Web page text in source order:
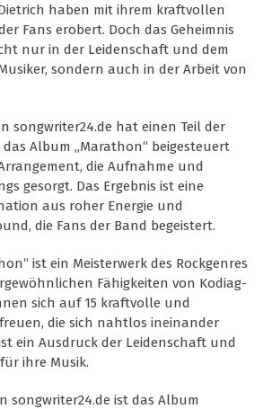
haben mit ihrem kraftvollen
Fans erobert. Doch das Geheimnis
nur in der Leidenschaft und dem
sondern auch in der Arbeit von
songwriter24.de hat einen Teil der
Album „Marathon“ beigesteuert
die Aufnahme und
gesorgt. Das Ergebnis ist eine
aus roher Energie und
die Fans der Band begeistert.
ist ein Meisterwerk des Rockgenres
Fähigkeiten von Kodiag-
sich auf 15 kraftvolle und
die sich nahtlos ineinander
ein Ausdruck der Leidenschaft und
ihre Musik.
songwriter24.de ist das Album